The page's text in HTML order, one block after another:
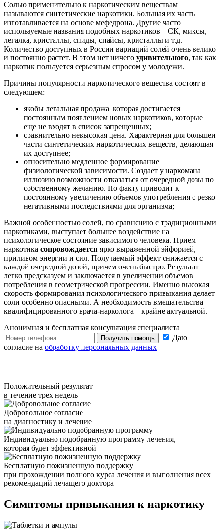
Солью применительно к наркотическим веществам
называются синтетические наркотики. Большая их часть
изготавливается на основе мефедрона. Другие часто
используемые названия подобных наркотиков – СК, миксы,
легалка, кристаллы, спиды, спайсы, кристаллы и т.д.
Количество доступных в России вариаций солей очень велико
и постоянно растет. В этом нет ничего удивительного, так как
наркотик пользуется серьезным спросом у молодежи.
Причины популярности наркотического вещества состоят в
следующем:
якобы легальная продажа, которая достигается
постоянным появлением новых наркотиков, которые
еще не входят в список запрещенных;
сравнительно невысокая цена. Характерная для большей
части синтетических наркотических веществ, делающая
их доступнее;
относительно медленное формирование
физиологической зависимости. Создает у наркомана
иллюзию возможности отказаться от очередной дозы по
собственному желанию. По факту приводит к
постоянному увеличению объемов употребления с резко
негативными последствиями для организма;
Важной особенностью солей, по сравнению с традиционными
наркотиками, выступает большее воздействие на
психологическое состояние зависимого человека. Прием
наркотика сопровождается ярко выраженной эйфорией,
приливом энергии и сил. Получаемый эффект снижается с
каждой очередной дозой, причем очень быстро. Результат
легко предсказуем и заключается в увеличении объемов
потребления в геометрической прогрессии. Именно высокая
скорость формирования психологического привыкания делает
соли особенно опасными. А необходимость вмешательства
квалифицированного врача-нарколога – крайне актуальной.
Анонимная и бесплатная консультация специалиста
Получить помощь
Даю
согласие на обработку персональных данных
Положительный результат
в течение трех недель
Добровольное согласие
на диагностику и лечение
Индивидуально подобранную программу лечения,
которая будет эффективной
Бесплатную пожизненную поддержку
при прохождении полного курса лечения и выполнения всех
рекомендаций лечащего доктора
Симптомы привыкания к наркотику